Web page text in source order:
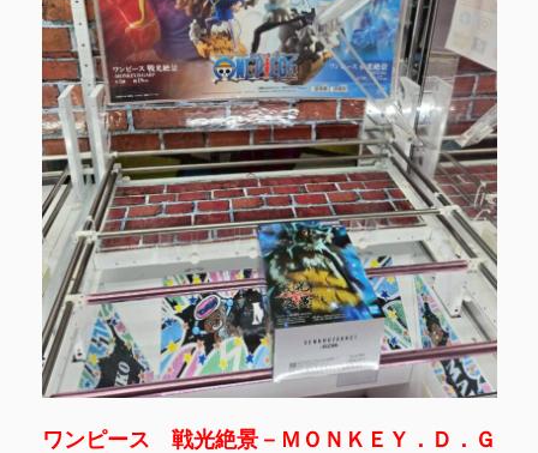
ワンピース 戦光絶景－ＭＯＮＫＥＹ．Ｄ．Ｇ